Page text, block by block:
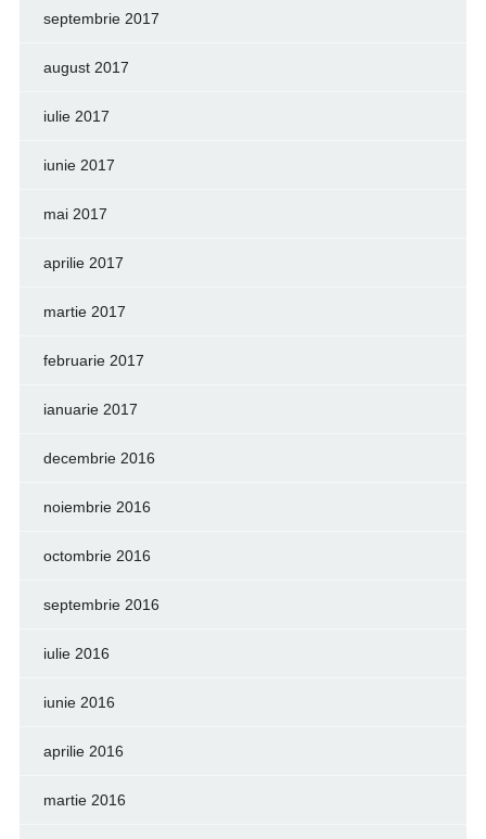
septembrie 2017
august 2017
iulie 2017
iunie 2017
mai 2017
aprilie 2017
martie 2017
februarie 2017
ianuarie 2017
decembrie 2016
noiembrie 2016
octombrie 2016
septembrie 2016
iulie 2016
iunie 2016
aprilie 2016
martie 2016